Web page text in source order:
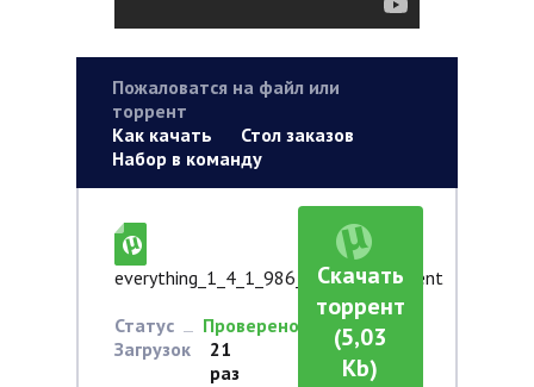
Пожаловатся на файл или
торрент
Как качать
Стол заказов
Набор в команду
everything_1_4_1_986__portable.torrent
Статус
Проверено
Загрузок
21
раз
Скачать
торрент
(5,03
Kb)